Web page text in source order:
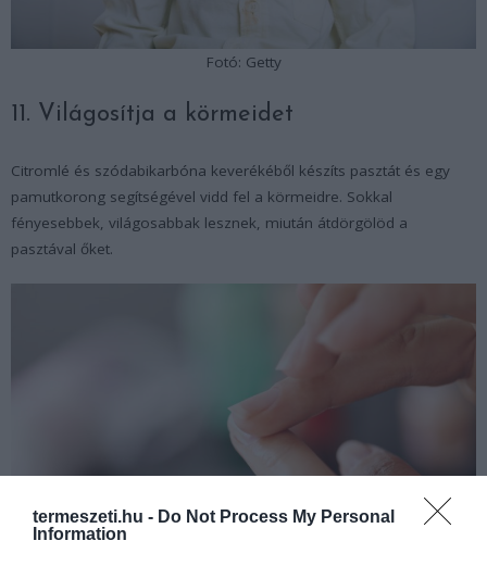
termeszeti.hu - Do Not Process My Personal
Information
Fotó: Getty
11. Világosítja a körmeidet
Citromlé és szódabikarbóna keverékéből készíts pasztát és egy
pamutkorong segítségével vidd fel a körmeidre. Sokkal
fényesebbek, világosabbak lesznek, miután átdörgölöd a
pasztával őket.